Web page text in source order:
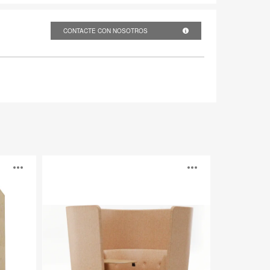
CONTACTE CON NOSOTROS
Abrir
imagen
Abrir
imagen